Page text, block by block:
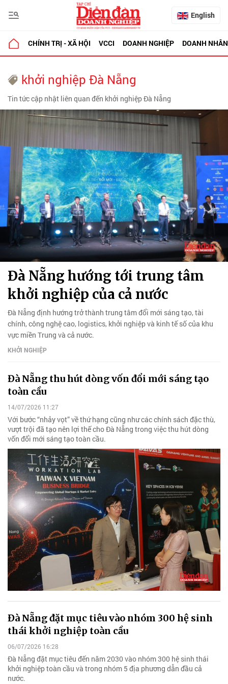
English
CHÍNH TRỊ - XÃ HỘI VCCI DOANH NGHIỆP DOANH NHÂN
khởi nghiệp Đà Nẵng
Tin tức cập nhật liên quan đến khởi nghiệp Đà Nẵng
Đà Nẵng hướng tới trung tâm
khởi nghiệp của cả nước
Đà Nẵng định hướng trở thành trung tâm đổi mới sáng tạo, tài
chính, công nghệ cao, logistics, khởi nghiệp và kinh tế số của khu
vực miền Trung và cả nước.
KHỞI NGHIỆP
Đà Nẵng thu hút dòng vốn đổi mới sáng tạo
toàn cầu
14/07/2026 11:27
Với bước “nhảy vọt” về thứ hạng cũng như các chính sách đặc thù,
vượt trội đã tạo nên lợi thế cho Đà Nẵng trong việc thu hút dòng
vốn đổi mới sáng tạo toàn cầu.
Đà Nẵng đặt mục tiêu vào nhóm 300 hệ sinh
thái khởi nghiệp toàn cầu
06/07/2026 16:28
Đà Nẵng đặt mục tiêu đến năm 2030 vào nhóm 300 hệ sinh thái
khởi nghiệp toàn cầu và trong nhóm 5 địa phương dẫn đầu cả
nước.